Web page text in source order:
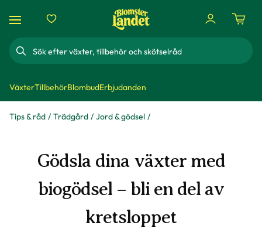
Sök
VäxterTillbehörBlombudErbjudanden
Tips & råd Trädgård Jord & gödsel
Gödsla dina växter med
biogödsel – bli en del av
kretsloppet